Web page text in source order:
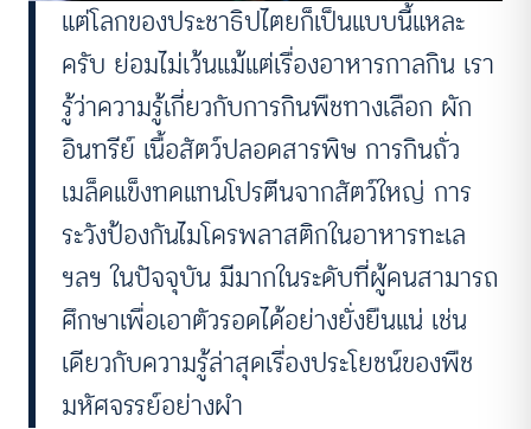
แต่โลกของประชาธิปไตยก็เป็นแบบนี้แหละ
ครับ ย่อมไม่เว้นแม้แต่เรื่องอาหารกาลกิน เรา
รู้ว่าความรู้เกี่ยวกับการกินพืชทางเลือก ผัก
อินทรีย์ เนื้อสัตว์ปลอดสารพิษ การกินถั่ว
เมล็ดแข็งทดแทนโปรตีนจากสัตว์ใหญ่ การ
ระวังป้องกันไมโครพลาสติกในอาหารทะเล
ฯลฯ ในปัจจุบัน มีมากในระดับที่ผู้คนสามารถ
ศึกษาเพื่อเอาตัวรอดได้อย่างยั่งยืนแน่ เช่น
เดียวกับความรู้ล่าสุดเรื่องประโยชน์ของพืช
มหัศจรรย์อย่างผำ